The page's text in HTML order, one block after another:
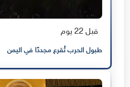
قبل 22 يوم
طبول الحرب تُقرع مجددًا في اليمن